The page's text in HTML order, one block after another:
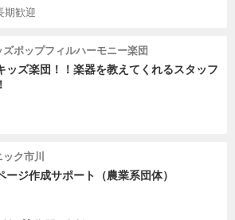
期歓迎
ズポップフィルハーモニー楽団
ッズ楽団！！楽器を教えてくれるスタッフ
ク市川
ージ作成サポート（農業系団体）